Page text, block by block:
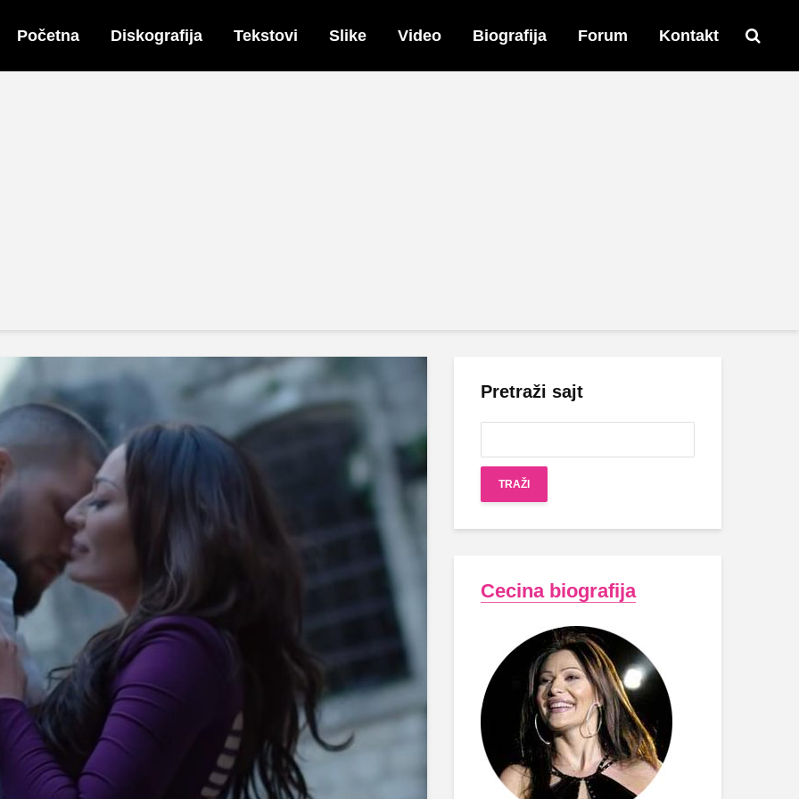
Početna Diskografija Tekstovi Slike Video Biografija Forum Kontakt
Pretraži sajt
Cecina biografija